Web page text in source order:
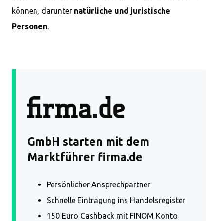
können, darunter natürliche und juristische
Personen.
GmbH starten mit dem
Marktführer firma.de
Persönlicher Ansprechpartner
Schnelle Eintragung ins Handelsregister
150 Euro Cashback mit FINOM Konto